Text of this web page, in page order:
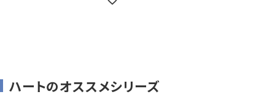
ハートのオススメシリーズ